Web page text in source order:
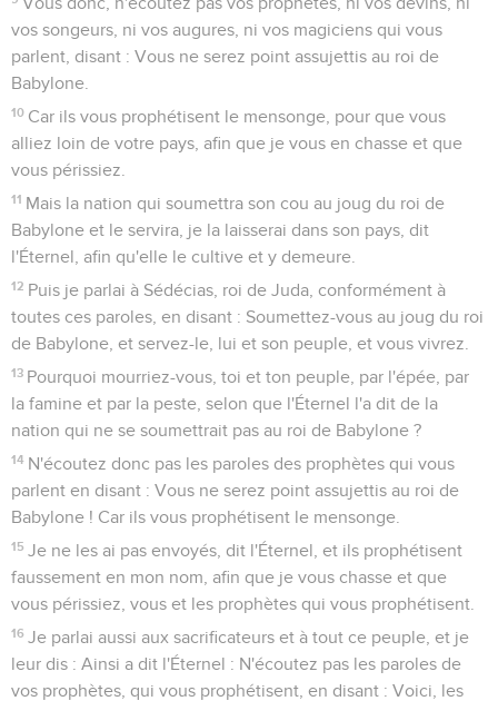
vos songeurs, ni vos augures, ni vos magiciens qui vous
parlent, disant : Vous ne serez point assujettis au roi de
Babylone.
10 Car ils vous prophétisent le mensonge, pour que vous
alliez loin de votre pays, afin que je vous en chasse et que
vous périssiez.
11 Mais la nation qui soumettra son cou au joug du roi de
Babylone et le servira, je la laisserai dans son pays, dit
l'Éternel, afin qu'elle le cultive et y demeure.
12 Puis je parlai à Sédécias, roi de Juda, conformément à
toutes ces paroles, en disant : Soumettez-vous au joug du roi
de Babylone, et servez-le, lui et son peuple, et vous vivrez.
13 Pourquoi mourriez-vous, toi et ton peuple, par l'épée, par
la famine et par la peste, selon que l'Éternel l'a dit de la
nation qui ne se soumettrait pas au roi de Babylone ?
14 N'écoutez donc pas les paroles des prophètes qui vous
parlent en disant : Vous ne serez point assujettis au roi de
Babylone ! Car ils vous prophétisent le mensonge.
15 Je ne les ai pas envoyés, dit l'Éternel, et ils prophétisent
faussement en mon nom, afin que je vous chasse et que
vous périssiez, vous et les prophètes qui vous prophétisent.
16 Je parlai aussi aux sacrificateurs et à tout ce peuple, et je
leur dis : Ainsi a dit l'Éternel : N'écoutez pas les paroles de
vos prophètes, qui vous prophétisent, en disant : Voici, les